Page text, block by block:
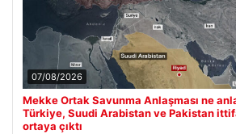
07/08/2026
Mekke Ortak Savunma Anlaşması ne
Türkiye, Suudi Arabistan ve Pakistan
ortaya çıktı